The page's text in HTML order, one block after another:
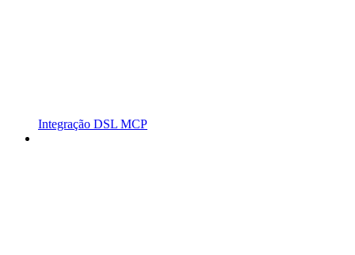
Integração DSL MCP